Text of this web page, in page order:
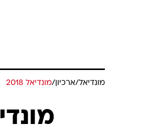
מונדיאל/ארכיון /מונדיאל 2018